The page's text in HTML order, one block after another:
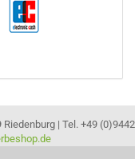
| Tel. +49 (0)9442